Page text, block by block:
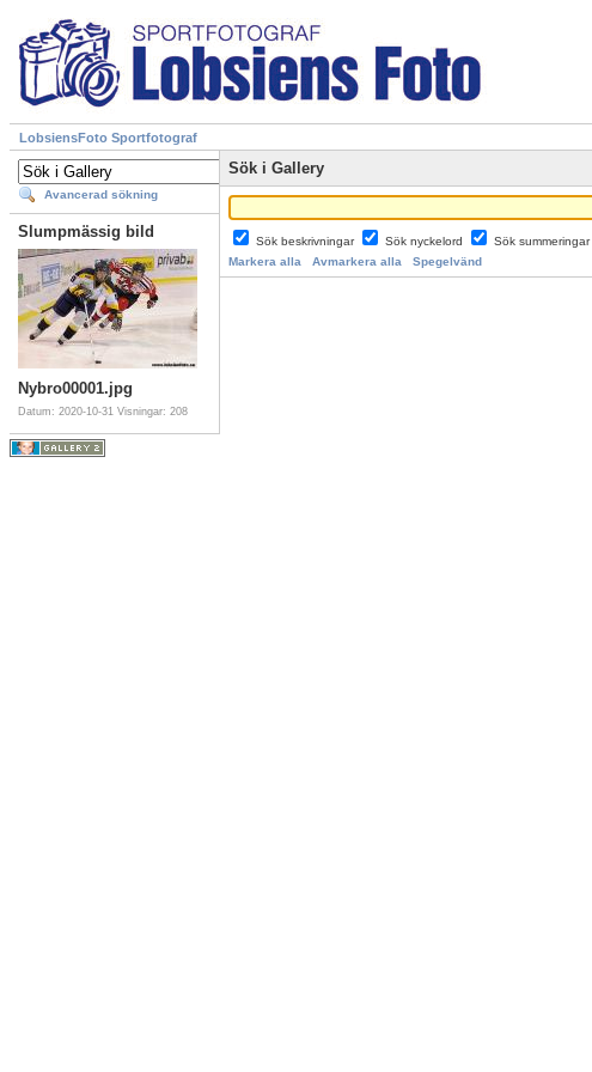
LobsiensFoto Sportfotograf
Avancerad sökning
Slumpmässig bild
Nybro00001.jpg
Datum: 2020-10-31 Visningar: 208
Sök i Gallery
Sök beskrivningar Sök nyckelord Sök summeringar
Markera alla
Avmarkera alla Spegelvänd